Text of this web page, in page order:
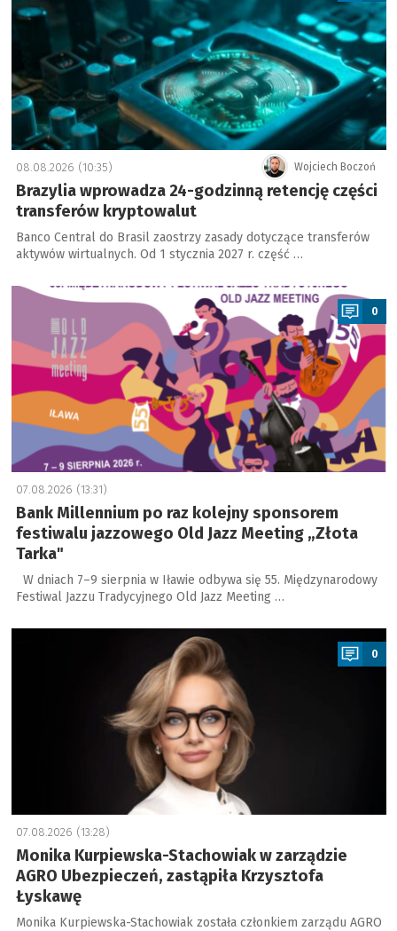
Wojciech Boczoń
08.08.2026 (10:35)
Brazylia wprowadza 24-godzinną retencję części
transferów kryptowalut
Banco Central do Brasil zaostrzy zasady dotyczące transferów
aktywów wirtualnych. Od 1 stycznia 2027 r. część …
a
0
07.08.2026 (13:31)
Bank Millennium po raz kolejny sponsorem
festiwalu jazzowego Old Jazz Meeting „Złota
Tarka"
W dniach 7–9 sierpnia w Iławie odbywa się 55. Międzynarodowy
Festiwal Jazzu Tradycyjnego Old Jazz Meeting …
a
0
07.08.2026 (13:28)
Monika Kurpiewska-Stachowiak w zarządzie
AGRO Ubezpieczeń, zastąpiła Krzysztofa
Łyskawę
Monika Kurpiewska-Stachowiak została członkiem zarządu AGRO